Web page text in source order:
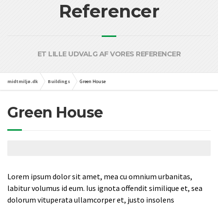
Referencer
ET LILLE UDVALG AF VORES REFERENCER
midtmiljø.dk Buildings Green House
Green House
Lorem ipsum dolor sit amet, mea cu omnium urbanitas,
labitur volumus id eum. Ius ignota offendit similique et, sea
dolorum vituperata ullamcorper et, justo insolens